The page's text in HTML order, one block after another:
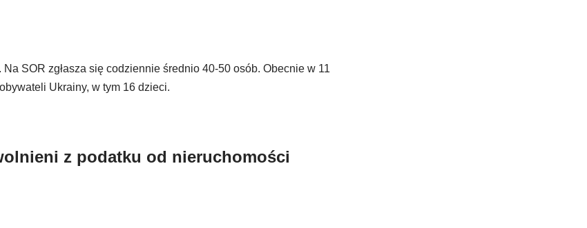
SOR zgłasza się codziennie średnio 40-50 osób. Obecnie w 11
Ukrainy, w tym 16 dzieci.
z podatku od nieruchomości